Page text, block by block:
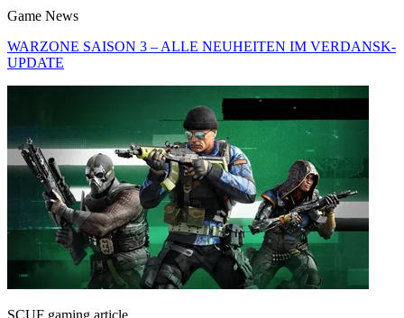
Game News
WARZONE SAISON 3 – ALLE NEUHEITEN IM VERDANSK-
UPDATE